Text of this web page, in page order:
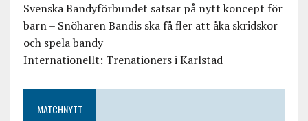
Svenska Bandyförbundet satsar på nytt koncept för
barn – Snöharen Bandis ska få fler att åka skridskor
och spela bandy
Internationellt: Trenationers i Karlstad
MATCHNYTT